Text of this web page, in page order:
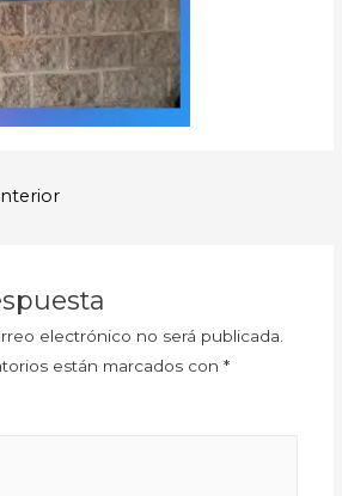
electrónico no será publicada.
están marcados con *